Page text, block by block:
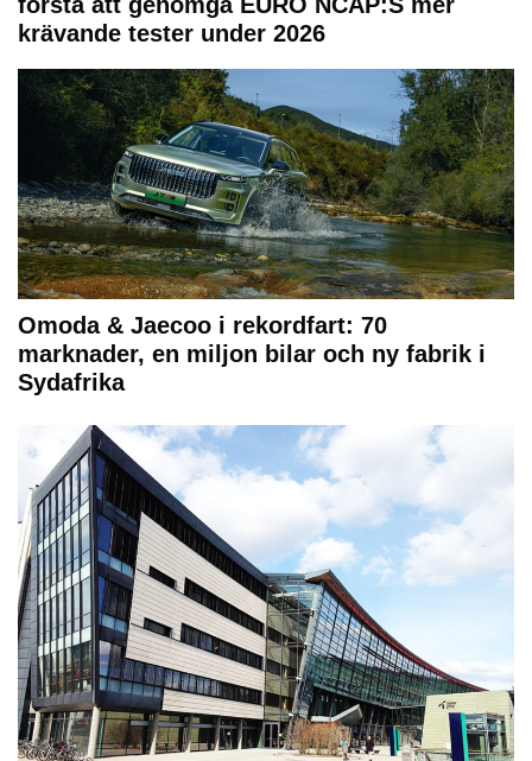
krävande tester under 2026
Omoda & Jaecoo i rekordfart: 70
marknader, en miljon bilar och ny fabrik i
Sydafrika